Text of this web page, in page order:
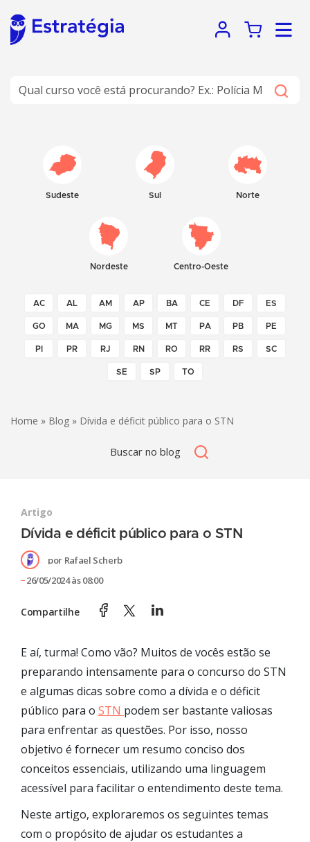
Sudeste Sul Norte
Nordeste Centro-Oeste
AC AL AM AP BA CE DF ES
GO MA MG MS MT PA PB PE
PI PR RJ RN RO RR RS SC
SE SP TO
Home » Blog » Dívida e déficit público para o STN
Artigo
Dívida e déficit público para o STN
porRafael Scherb
26/05/2024 às 08:00
Compartilhe
E aí, turma! Como vão? Muitos de vocês estão se
preparando intensamente para o concurso do STN
e algumas dicas sobre como a dívida e o déficit
público para o STN podem ser bastante valiosas
para enfrentar as questões. Por isso, nosso
objetivo é fornecer um resumo conciso dos
conceitos essenciais, utilizando uma linguagem
acessível para facilitar o entendimento deste tema.
Neste artigo, exploraremos os seguintes temas
com o propósito de ajudar os estudantes a